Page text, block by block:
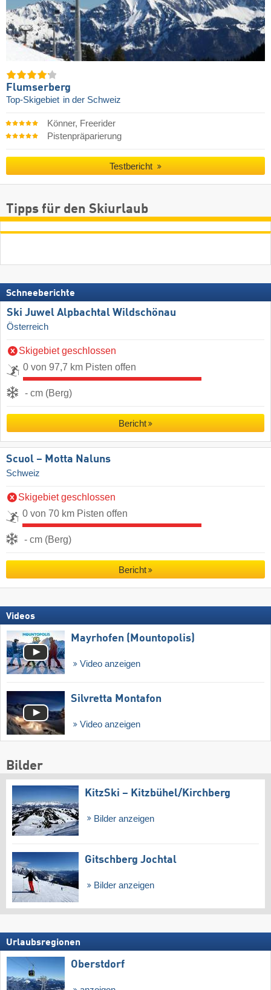
Flumserberg
Top-Skigebiet in der Schweiz
Könner, Freerider
Pistenpräparierung
Testbericht
Tipps für den Skiurlaub
Schneeberichte
Ski Juwel Alpbachtal Wildschönau
Österreich
Skigebiet geschlossen
0 von 97,7 km Pisten offen
- cm (Berg)
Bericht
Scuol – Motta Naluns
Schweiz
Skigebiet geschlossen
0 von 70 km Pisten offen
- cm (Berg)
Bericht
Videos
Mayrhofen (Mountopolis)
Video anzeigen
Silvretta Montafon
Video anzeigen
Bilder
KitzSki – Kitzbühel/​Kirchberg
Bilder anzeigen
Gitschberg Jochtal
Bilder anzeigen
Urlaubsregionen
Oberstdorf